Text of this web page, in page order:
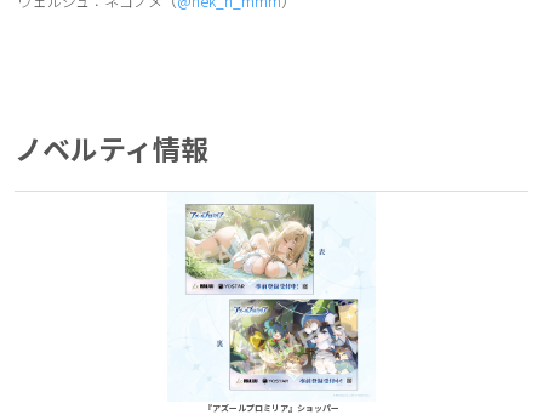
ノベルティ情報
『アズールプロミリア』ショッパー